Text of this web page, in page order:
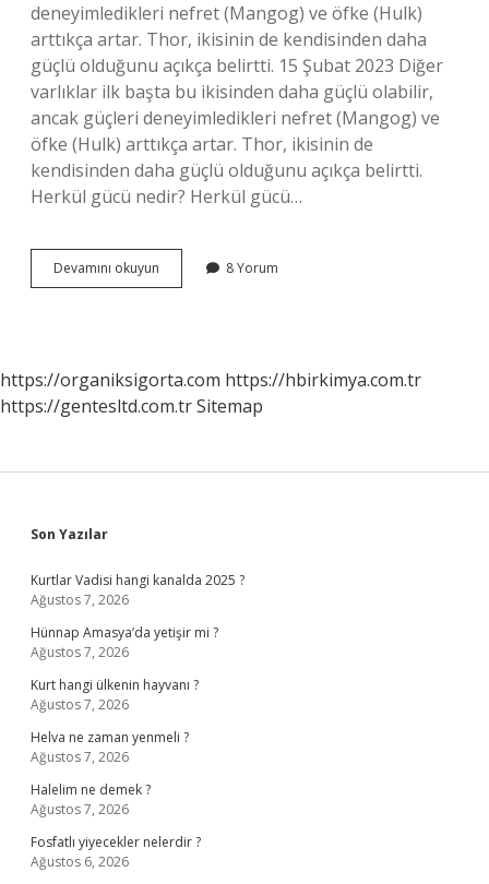
deneyimledikleri nefret (Mangog) ve öfke (Hulk)
arttıkça artar. Thor, ikisinin de kendisinden daha
güçlü olduğunu açıkça belirtti. 15 Şubat 2023 Diğer
varlıklar ilk başta bu ikisinden daha güçlü olabilir,
ancak güçleri deneyimledikleri nefret (Mangog) ve
öfke (Hulk) arttıkça artar. Thor, ikisinin de
kendisinden daha güçlü olduğunu açıkça belirtti.
Herkül gücü nedir? Herkül gücü…
Devamını okuyun
Güçlü
8 Yorum
https://organiksigorta.com https://hbirkimya.com.tr
https://gentesltd.com.trSitemap
Sidebar
Son Yazılar
Kurtlar Vadisi hangi kanalda 2025 ?
Ağustos 7, 2026
Hünnap Amasya’da yetişir mi ?
Ağustos 7, 2026
Kurt hangi ülkenin hayvanı ?
Ağustos 7, 2026
Helva ne zaman yenmeli ?
Ağustos 7, 2026
Halelim ne demek ?
Ağustos 7, 2026
Fosfatlı yiyecekler nelerdir ?
Ağustos 6, 2026